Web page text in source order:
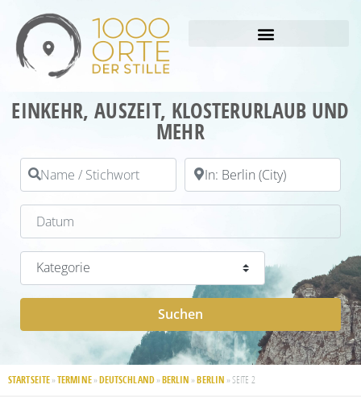
EINKEHR, AUSZEIT, KLOSTERURLAUB UND
MEHR
Name / Stichwort PLZ / Ort
Datum
Kategorie
Suchen
STARTSEITE » TERMINE» DEUTSCHLAND» BERLIN »BERLIN »SEITE 2